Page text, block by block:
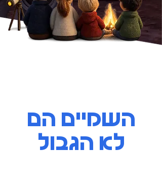
השמיים הם
לא הגבול